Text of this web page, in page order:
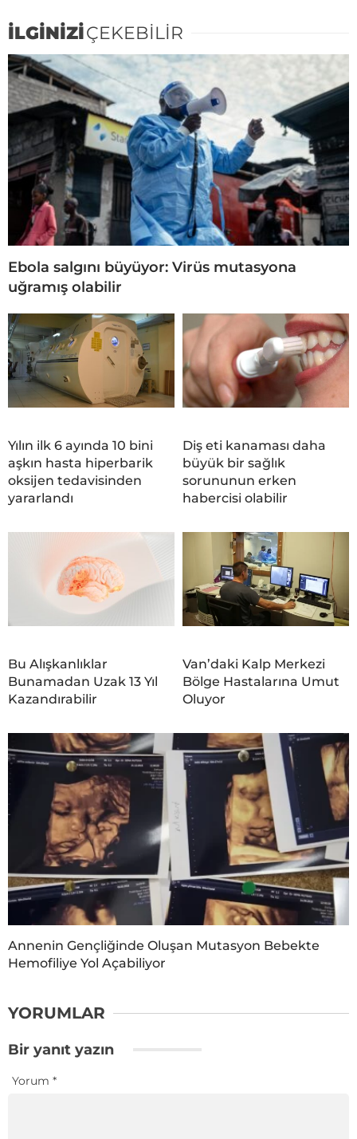
İLGİNİZİÇEKEBİLİR
Ebola salgını büyüyor: Virüs mutasyona
uğramış olabilir
Yılın ilk 6 ayında 10 bini
aşkın hasta hiperbarik
oksijen tedavisinden
yararlandı
Diş eti kanaması daha
büyük bir sağlık
sorununun erken
habercisi olabilir
Bu Alışkanlıklar
Bunamadan Uzak 13 Yıl
Kazandırabilir
Van’daki Kalp Merkezi
Bölge Hastalarına Umut
Oluyor
Annenin Gençliğinde Oluşan Mutasyon Bebekte
Hemofiliye Yol Açabiliyor
YORUMLAR
Bir yanıt yazın
Yorum *